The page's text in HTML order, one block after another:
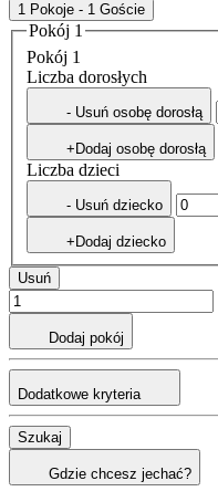
1 Pokoje - 1 Goście
Pokój 1
Pokój 1
Liczba dorosłych
- Usuń osobę dorosłą
+Dodaj osobę dorosłą
Liczba dzieci
- Usuń dziecko
+Dodaj dziecko
Usuń
Dodaj pokój
Dodatkowe kryteria
Szukaj
Gdzie chcesz jechać?